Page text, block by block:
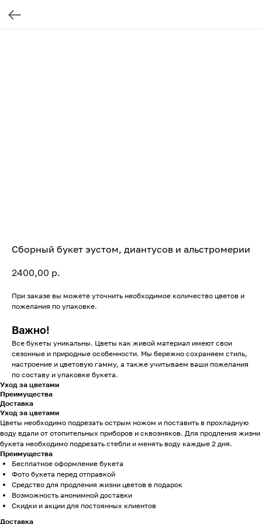
Сборный букет эустом, диантусов и альстромерии
2400,00 р.
При заказе вы можете уточнить необходимое количество цветов и
пожелания по упаковке.
Важно!
Все букеты уникальны. Цветы как живой материал имеют свои
сезонные и природные особенности. Мы бережно сохраняем стиль,
настроение и цветовую гамму, а также учитываем ваши пожелания
по составу и упаковке букета.
Уход за цветами
Преимущества
Доставка
Уход за цветами
Цветы необходимо подрезать острым ножом и поставить в прохладную
воду вдали от отопительных приборов и сквозняков. Для продления жизни
букета необходимо подрезать стебли и менять воду каждые 2 дня.
Преимущества
Бесплатное оформление букета
Фото букета перед отправкой
Средство для продления жизни цветов в подарок
Возможность анонимной доставки
Скидки и акции для постоянных клиентов
Доставка